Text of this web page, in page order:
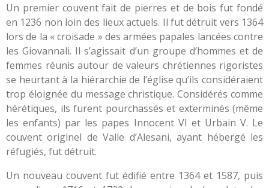
Un premier couvent fait de pierres et de bois fut fondé
en 1236 non loin des lieux actuels. Il fut détruit vers 1364
lors de la « croisade » des armées papales lancées contre
les Giovannali. Il s’agissait d’un groupe d’hommes et de
femmes réunis autour de valeurs chrétiennes rigoristes
se heurtant à la hiérarchie de l’église qu’ils considéraient
trop éloignée du message christique. Considérés comme
hérétiques, ils furent pourchassés et exterminés (même
les enfants) par les papes Innocent VI et Urbain V. Le
couvent originel de Valle d’Alesani, ayant hébergé les
réfugiés, fut détruit.
Un nouveau couvent fut édifié entre 1364 et 1587, puis